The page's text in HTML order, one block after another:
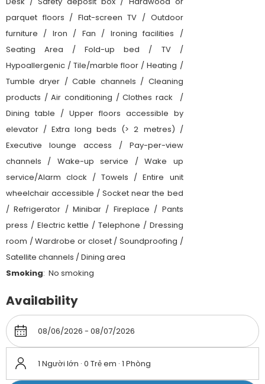
parquet floors / Flat-screen TV / Outdoor
furniture / Iron / Fan / Ironing facilities /
Seating Area / Fold-up bed / TV /
Hypoallergenic / Tile/marble floor / Heating /
Tumble dryer / Cable channels / Cleaning
products / Air conditioning / Clothes rack /
Dining table / Upper floors accessible by
elevator / Extra long beds (> 2 metres) /
Executive lounge access / Pay-per-view
channels / Wake-up service / Wake up
service/Alarm clock / Towels / Entire unit
wheelchair accessible / Socket near the bed
/ Refrigerator / Minibar / Fireplace / Pants
press / Electric kettle / Telephone / Dressing
room / Wardrobe or closet / Soundproofing /
Satellite channels / Dining area
Smoking: ​ No smoking
Availability
1 Người lớn · 0 Trẻ em · 1 Phòng